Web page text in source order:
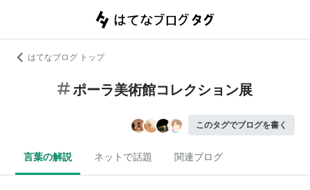
はてなブログ トップ
ポーラ美術館コレクション展
このタグでブログを書く
言葉の解説 ネットで話題 関連ブログ